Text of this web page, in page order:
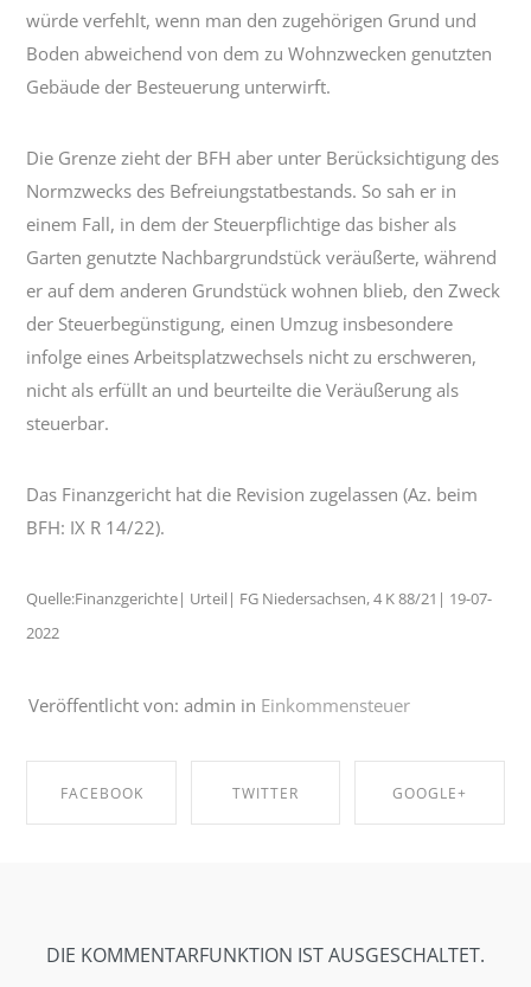
würde verfehlt, wenn man den zugehörigen Grund und
Boden abweichend von dem zu Wohnzwecken genutzten
Gebäude der Besteuerung unterwirft.
Die Grenze zieht der BFH aber unter Berücksichtigung des
Normzwecks des Befreiungstatbestands. So sah er in
einem Fall, in dem der Steuerpflichtige das bisher als
Garten genutzte Nachbargrundstück veräußerte, während
er auf dem anderen Grundstück wohnen blieb, den Zweck
der Steuerbegünstigung, einen Umzug insbesondere
infolge eines Arbeitsplatzwechsels nicht zu erschweren,
nicht als erfüllt an und beurteilte die Veräußerung als
steuerbar.
Das Finanzgericht hat die Revision zugelassen (Az. beim
BFH: IX R 14/22).
Quelle:Finanzgerichte| Urteil| FG Niedersachsen, 4 K 88/21| 19-07-
2022
Veröffentlicht von: admin in Einkommensteuer
FACEBOOK TWITTER GOOGLE+
DIE KOMMENTARFUNKTION IST AUSGESCHALTET.